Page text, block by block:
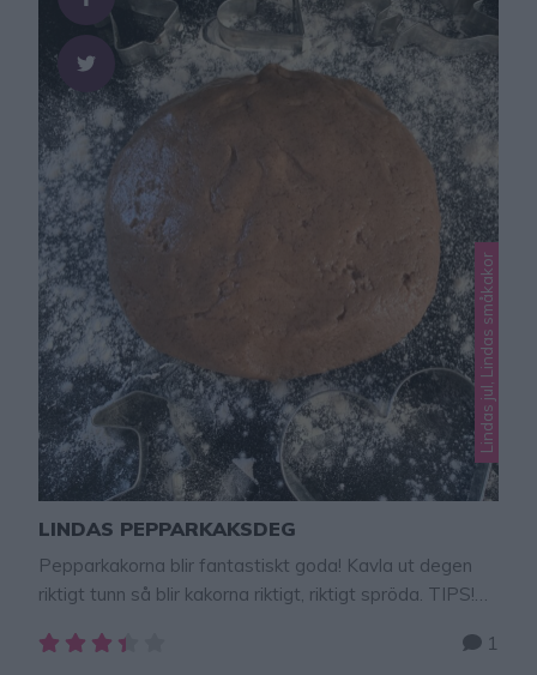
Lindas jul, Lindas småkakor
LINDAS PEPPARKAKSDEG
Pepparkakorna blir fantastiskt goda! Kavla ut degen
riktigt tunn så blir kakorna riktigt, riktigt spröda. TIPS!
PEPPARKAKOR Spröda, goda, smakrika pepparkakor. 1